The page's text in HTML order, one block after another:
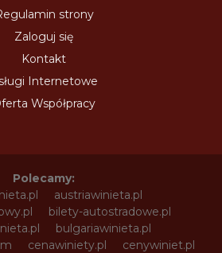
strony
Zaloguj się
Kontakt
Internetowe
Współpracy
Polecamy:
austriawinieta.pl
bilety-autostradowe.pl
bulgariawinieta.pl
cenawiniety.pl
cenywiniet.pl